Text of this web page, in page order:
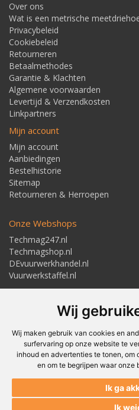
Wij
Wij maken gebruik van cookies en
surfervaring op onze website te
inhoud en advertenties te tonen,
en om te begrijpen waar onze
Ik ga
Ik
Over ons
Wat is een metrische
Privacybeleid
Cookiebeleid
Retourneren
Betaalmethodes
Garantie & Klachten
Algemene voorwaarden
Levertijd & Verzendkosten
Linkpartners
Mijn account
Mijn account
Aanbiedingen
Bestelhistorie
Sitemap
Retourneren & Herroepen
Onze Webshops
Techmag247.nl
Techmagshop.nl
DEvuurwerkhandel.nl
Vuurwerkstaffel.nl
Adresgegevens
Textielstraat 4, 7483 PB
Telefoon: 053-5723224
info@techmaghaaksbergen.nl
Akkoord om gemaild te worden*